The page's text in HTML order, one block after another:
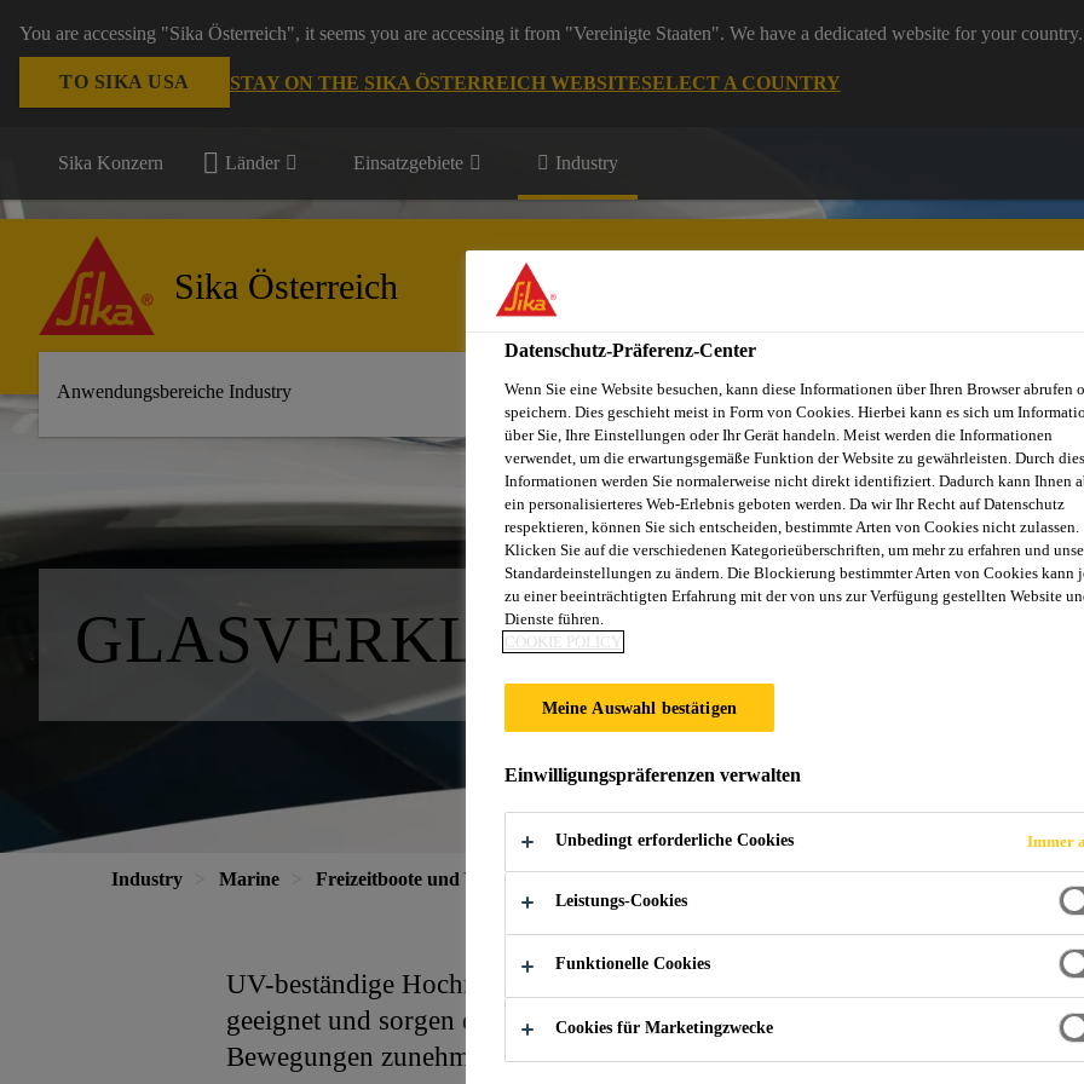
You are accessing "Sika Österreich", it seems you are accessing it from "Vereinigte Staaten". We have a dedicated website for your country.
TO SIKA USA STAY ON THE SIKA ÖSTERREICH WEBSITESELECT A COUNTRY
Sika Konzern Länder Einsatzgebiete Industry
Sika Österreich
Anwendungsbereiche Industry
GLASVERKLEBUNG
Industry Marine Freizeitboote und Yachten Glasverklebung
UV-beständige Hochmodul-Kleb- und Dichtstoffe sind sowohl für
geeignet und sorgen dafür, dass thermische Ausdehnungen, strukturelle
Bewegungen zunehmend absorbiert und minimiert werden.
Datenschutz-Präferenz-Center
Wenn Sie eine Website besuchen, kann diese Informationen über Ihren Browser abrufen
speichern. Dies geschieht meist in Form von Cookies. Hierbei kann es sich um
über Sie, Ihre Einstellungen oder Ihr Gerät handeln. Meist werden die Informationen
verwendet, um die erwartungsgemäße Funktion der Website zu gewährleisten. Durch
Informationen werden Sie normalerweise nicht direkt identifiziert. Dadurch kann Ihnen
ein personalisierteres Web-Erlebnis geboten werden. Da wir Ihr Recht auf Datenschutz
respektieren, können Sie sich entscheiden, bestimmte Arten von Cookies nicht zulassen.
Klicken Sie auf die verschiedenen Kategorieüberschriften, um mehr zu erfahren und
Standardeinstellungen zu ändern. Die Blockierung bestimmter Arten von Cookies kann
zu einer beeinträchtigten Erfahrung mit der von uns zur Verfügung gestellten Website
Dienste führen.
COOKIE POLICY
Meine Auswahl bestätigen
Einwilligungspräferenzen verwalten
Unbedingt erforderliche Cookies Immer
Leistungs-Cookies
Funktionelle Cookies
Cookies für Marketingzwecke